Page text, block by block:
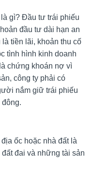
gì? Đầu tư trái phiếu
đầu tư dài hạn an
tiền lãi, khoản thu cố
tình hình kinh doanh
chứng khoán nợ vì
công ty phải có
nắm giữ trái phiếu
ốc hoặc nhà đất là
đai và những tài sản